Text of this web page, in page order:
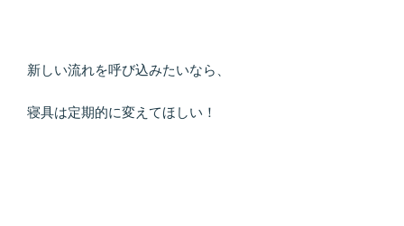
新しい流れを呼び込みたいなら、
寝具は定期的に変えてほしい！